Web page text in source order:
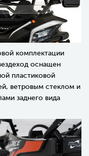
комплектации
оснащен
пластиковой
ветровым стеклом и
заднего вида